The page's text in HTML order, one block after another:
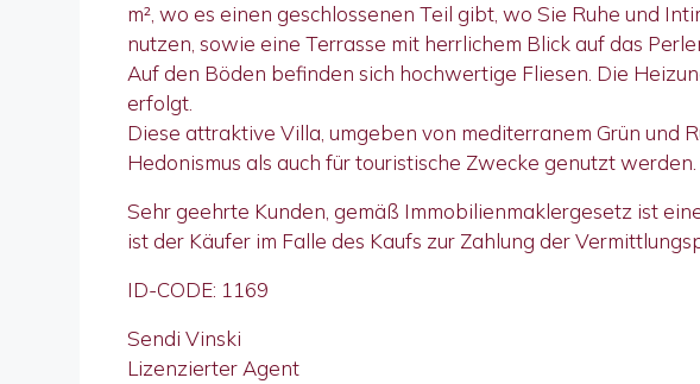
m², wo es einen geschlossenen Teil gibt, wo Sie Ruhe und
nutzen, sowie eine Terrasse mit herrlichem Blick auf das
Auf den Böden befinden sich hochwertige Fliesen. Die
erfolgt.
Diese attraktive Villa, umgeben von mediterranem Grün und
Hedonismus als auch für touristische Zwecke genutzt werden.
Sehr geehrte Kunden, gemäß Immobilienmaklergesetz ist
ist der Käufer im Falle des Kaufs zur Zahlung der
ID-CODE: 1169
Sendi Vinski
Lizenzierter Agent